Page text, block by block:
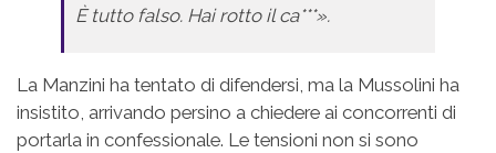
È tutto falso. Hai rotto il ca***».
La Manzini ha tentato di difendersi, ma la Mussolini ha
insistito, arrivando persino a chiedere ai concorrenti di
portarla in confessionale. Le tensioni non si sono